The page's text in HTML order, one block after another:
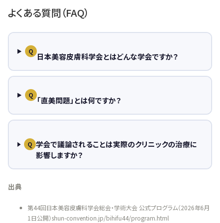
よくある質問（FAQ）
Q
日本美容皮膚科学会とはどんな学会ですか？
Q
「直美問題」とは何ですか？
Q 学会で議論されることは実際のクリニックの治療に
影響しますか？
出典
第44回日本美容皮膚科学会総会・学術大会 公式プログラム（2026年6月
1日公開）shun-convention.jp/bihifu44/program.html